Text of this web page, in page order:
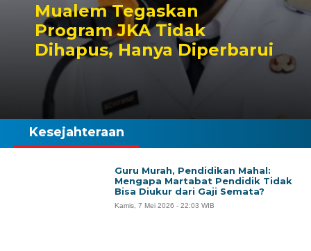
Mualem Tegaskan
Program JKA Tidak
Dihapus, Hanya Diperbarui
Kesejahteraan
Guru Murah, Pendidikan Mahal:
Mengapa Martabat Pendidik Tidak
Bisa Diukur dari Gaji Semata?
Kamis, 7 Mei 2026 - 22:03 WIB